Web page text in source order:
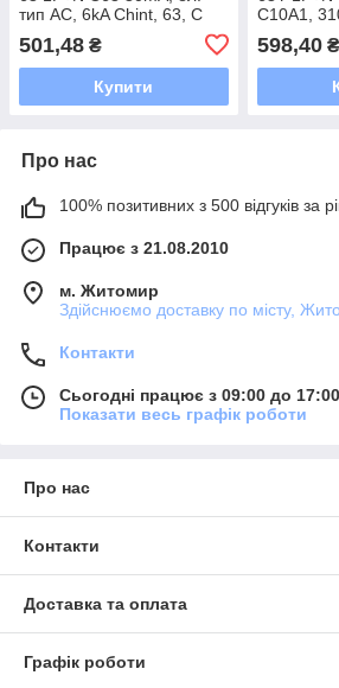
тип АС, 6kA Chint, 63, C
501,48 ₴
Купити
C10A1,
598,40₴
Про нас
100% позитивних з 500 відгуків за
Працює з 21.08.2010
м. Житомир
Здійснюємо доставку по місту,
Контакти
Сьогодні працює з 09:00 до 17:00
Показати весь графік роботи
Про нас
Контакти
Доставка та оплата
Графік роботи